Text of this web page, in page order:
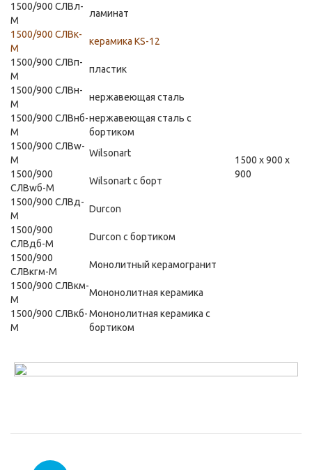
1500/900 СЛВл-
М
ламинат
1500 х 900 х
900
1500/900 СЛВк-
М
керамика KS-12
1500/900 СЛВп-
М
пластик
1500/900 СЛВн-
М
нержавеющая сталь
1500/900 СЛВнб-
М
нержавеющая сталь с
бортиком
1500/900 СЛВw-
М
Wilsonart
1500/900
СЛВwб-М
Wilsonart с борт
1500/900 СЛВд-
М
Durcon
1500/900
СЛВдб-М
Durcon с бортиком
1500/900
СЛВкгм-М
Монолитный керамогранит
1500/900 СЛВкм-
М
Мононолитная керамика
1500/900 СЛВкб-
М
Мононолитная керамика с
бортиком